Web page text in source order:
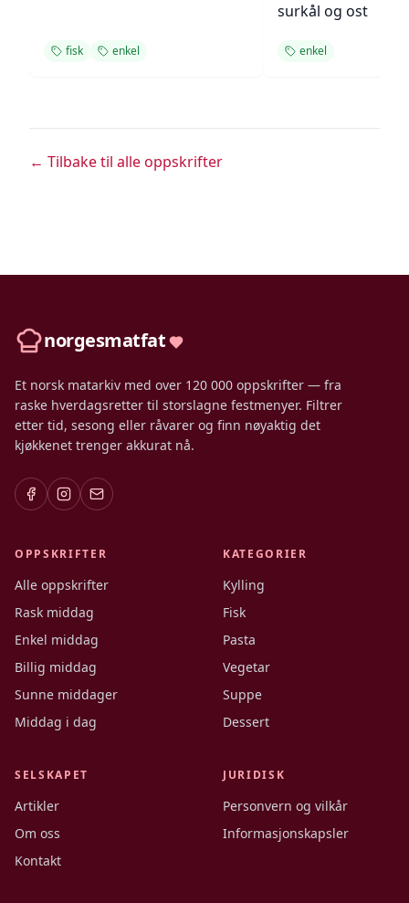
fisk enkel
surkål og ost
enkel
← Tilbake til alle oppskrifter
norgesmatfat
Et norsk matarkiv med over 120 000 oppskrifter — fra
raske hverdagsretter til storslagne festmenyer. Filtrer
etter tid, sesong eller råvarer og finn nøyaktig det
kjøkkenet trenger akkurat nå.
OPPSKRIFTER
Alle oppskrifter
Rask middag
Enkel middag
Billig middag
Sunne middager
Middag i dag
KATEGORIER
Kylling
Fisk
Pasta
Vegetar
Suppe
Dessert
SELSKAPET
Artikler
Om oss
Kontakt
JURIDISK
Personvern og vilkår
Informasjonskapsler